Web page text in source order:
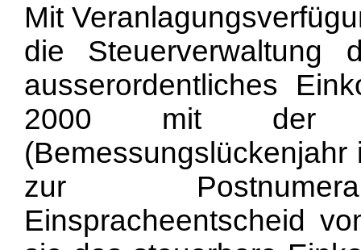
Mit
die Steuerverwaltung
ausserordentliches
2000 mit der
zur
Einspracheentscheid